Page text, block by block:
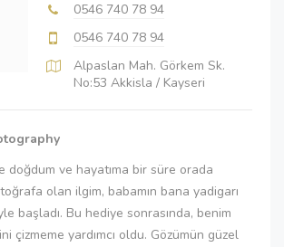
0546 740 78 94
0546 740 78 94
Alpaslan Mah. Görkem Sk.
No:53 Akkisla / Kayseri
doğdum ve hayatıma bir süre orada
olan ilgim, babamın bana yadigarı
başladı. Bu hediye sonrasında, benim
çizmeme yardımcı oldu. Gözümün güzel